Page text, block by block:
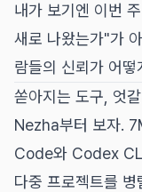
내가 보기엔 이번
새로 나왔는가"가
람들의 신뢰가 어
쏟아지는 도구, 엇
Nezha부터 보자.
Code와 Codex
다중 프로젝트를